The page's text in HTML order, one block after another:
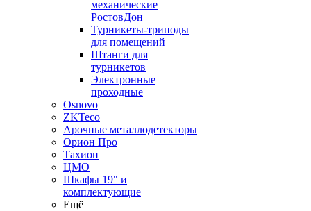
механические
РостовДон
Турникеты-триподы
для помещений
Штанги для
турникетов
Электронные
проходные
Osnovo
ZKTeco
Арочные металлодетекторы
Орион Про
Тахион
ЦМО
Шкафы 19" и
комплектующие
Ещё